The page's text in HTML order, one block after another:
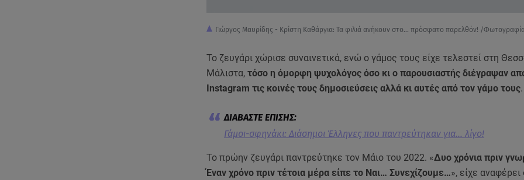
Γιώργος Μαυρίδης - Κρίστη Καθάργια: Τα φιλιά ανήκουν στο... πρόσφατο παρελθόν! /
Το ζευγάρι χώρισε συναινετικά, ενώ ο γάμος τους είχε τελεστεί στη
Μάλιστα,τόσο η όμορφη ψυχολόγος όσο κι ο παρουσιαστής διέγραψαν
Instagram τις κοινές τους δημοσιεύσεις αλλά κι αυτές από τον γάμο τους.
Γάμοι-σφηνάκι: Διάσημοι Έλληνες που παντρεύτηκαν για... λίγο!
Το πρώην ζευγάρι παντρεύτηκε τον Μάιο του 2022. «Δυο χρόνια πριν
Έναν χρόνο πριν τέτοια μέρα είπε το Ναι… Συνεχίζουμε…», είχε